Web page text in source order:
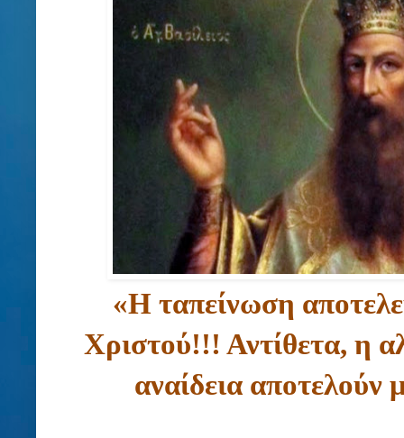
«Η ταπείνωση
Χριστού!!! Αντίθετα, η
αναίδεια